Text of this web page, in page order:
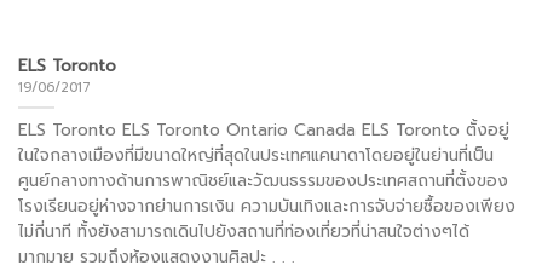
ELS Toronto
19/06/2017
ELS Toronto ELS Toronto Ontario Canada ELS Toronto ตั้งอยู่
ในใจกลางเมืองที่มีขนาดใหญ่ที่สุดในประเทศแคนาดาโดยอยู่ในย่านที่เป็น
ศูนย์กลางทางด้านการพาณิชย์และวัฒนธรรมของประเทศสถานที่ตั้งของ
โรงเรียนอยู่ห่างจากย่านการเงิน ความบันเทิงและการจับจ่ายซื้อของเพียง
ไม่กี่นาที ทั้งยังสามารถเดินไปยังสถานที่ท่องเที่ยวที่น่าสนใจต่างๆได้
มากมาย รวมถึงห้องแสดงงานศิลปะ . . .